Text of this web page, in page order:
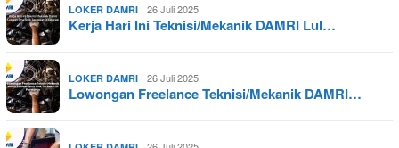
LOKER DAMRI 26 Juli 2025
Kerja Hari Ini Teknisi/Mekanik DAMRI Lul…
LOKER DAMRI 26 Juli 2025
Lowongan Freelance Teknisi/Mekanik DAMRI…